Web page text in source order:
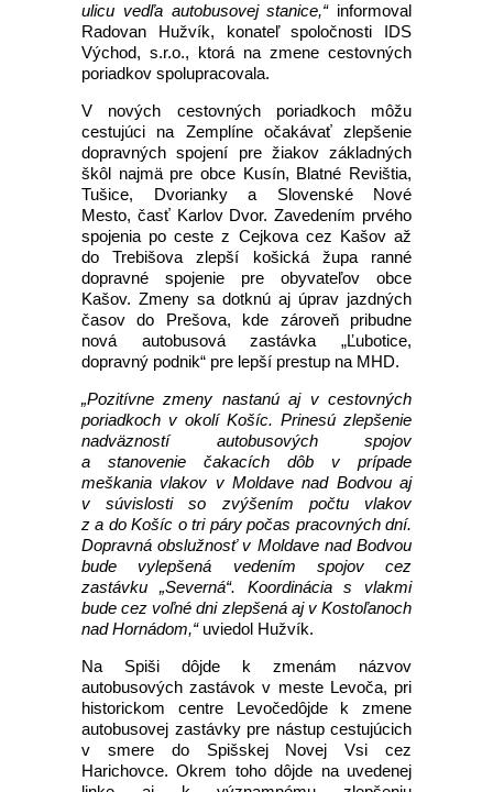
ulicu vedľa autobusovej stanice,“informoval
Radovan Hužvík, konateľ spoločnosti IDS
Východ, s.r.o., ktorá na zmene cestovných
poriadkov spolupracovala.
V nových cestovných poriadkoch môžu
cestujúci na Zemplíne očakávať zlepšenie
dopravných spojení pre žiakov základných
škôl najmä pre obce Kusín, Blatné Revištia,
Tušice, Dvorianky a Slovenské Nové
Mesto, časť Karlov Dvor. Zavedením prvého
spojenia po ceste z Cejkova cez Kašov až
do Trebišova zlepší košická župa ranné
dopravné spojenie pre obyvateľov obce
Kašov. Zmeny sa dotknú aj úprav jazdných
časov do Prešova, kde zároveň pribudne
nová autobusová zastávka „Ľubotice,
dopravný podnik“ pre lepší prestup na MHD.
„Pozitívne zmeny nastanú aj v cestovných
poriadkoch v okolí Košíc. Prinesú zlepšenie
nadväzností autobusových spojov
a stanovenie čakacích dôb v prípade
meškania vlakov v Moldave nad Bodvou aj
v súvislosti so zvýšením počtu vlakov
z a do Košíc o tri páry počas pracovných dní.
Dopravná obslužnosť v Moldave nad Bodvou
bude vylepšená vedením spojov cez
zastávku „Severná“. Koordinácia s vlakmi
bude cez voľné dni zlepšená aj v Kostoľanoch
nad Hornádom,“uviedol Hužvík.
Na Spiši dôjde k zmenám názvov
autobusových zastávok v meste Levoča, pri
historickom centre Levočedôjde k zmene
autobusovej zastávky pre nástup cestujúcich
v smere do Spišskej Novej Vsi cez
Harichovce. Okrem toho dôjde na uvedenej